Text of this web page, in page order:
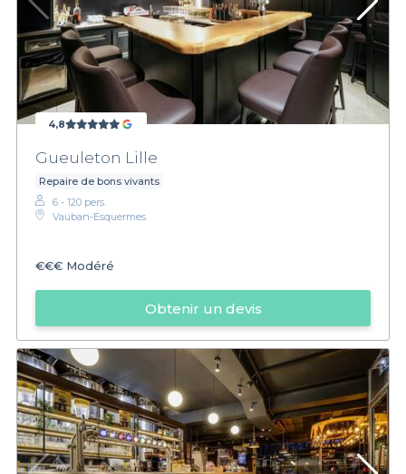
4,8
Gueuleton Lille
Repaire de bons vivants
6 - 120 pers.
Vauban-Esquermes
€€€ Modéré
Obtenir un devis